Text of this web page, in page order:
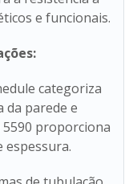
e funcionais.
categoriza
da parede e
5590 proporciona